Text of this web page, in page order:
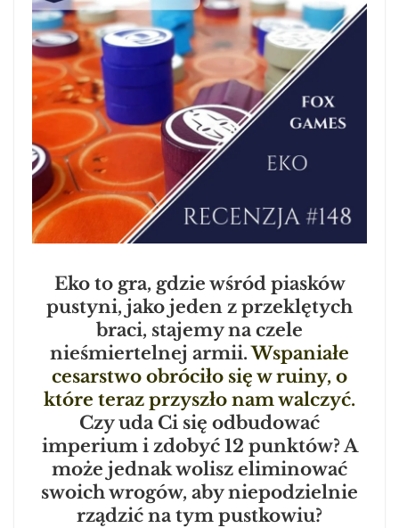
Eko to gra, gdzie wśród piasków
pustyni, jako jeden z przeklętych
braci, stajemy na czele
nieśmiertelnej armii.Wspaniałe
cesarstwo obróciło się w ruiny, o
które teraz przyszło nam walczyć.
Czy uda Ci się odbudować
imperium i zdobyć 12 punktów? A
może jednak wolisz eliminować
swoich wrogów, aby niepodzielnie
rządzić na tym pustkowiu?